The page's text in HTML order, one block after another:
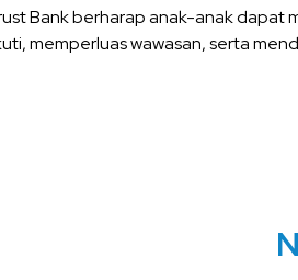
Bank berharap anak-anak dapat
memperluas wawasan, serta